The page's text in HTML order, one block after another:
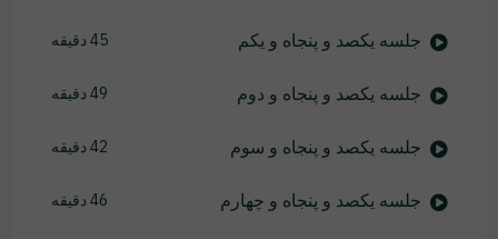
جلسه یکصد و پنجاه و یکم 45 دقیقه
جلسه یکصد و پنجاه و دوم 49 دقیقه
جلسه یکصد و پنجاه و سوم 42 دقیقه
جلسه یکصد و پنجاه و چهارم 46 دقیقه